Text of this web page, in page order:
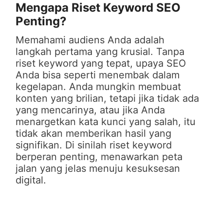
Mengapa Riset Keyword SEO
Penting?
Memahami audiens Anda adalah
langkah pertama yang krusial. Tanpa
riset keyword yang tepat, upaya SEO
Anda bisa seperti menembak dalam
kegelapan. Anda mungkin membuat
konten yang brilian, tetapi jika tidak ada
yang mencarinya, atau jika Anda
menargetkan kata kunci yang salah, itu
tidak akan memberikan hasil yang
signifikan. Di sinilah riset keyword
berperan penting, menawarkan peta
jalan yang jelas menuju kesuksesan
digital.